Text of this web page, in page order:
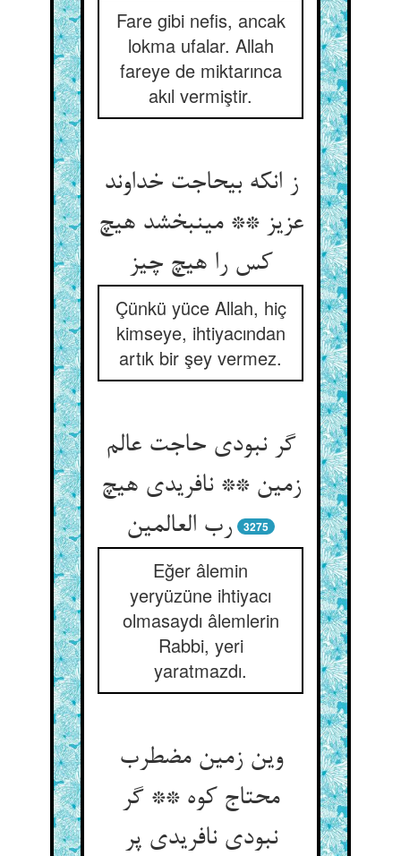
Fare gibi nefis, ancak
lokma ufalar. Allah
fareye de miktarınca
akıl vermiştir.
ز انکه بی‏حاجت خداوند
عزیز ** می‏نبخشد هیچ
کس را هیچ چیز
Çünkü yüce Allah, hiç
kimseye, ihtiyacından
artık bir şey vermez.
گر نبودی حاجت عالم
زمین ** نافریدی هیچ
رب العالمین‏
3275
Eğer âlemin
yeryüzüne ihtiyacı
olmasaydı âlemlerin
Rabbi, yeri
yaratmazdı.
وین زمین مضطرب
محتاج کوه ** گر
نبودی نافریدی پر